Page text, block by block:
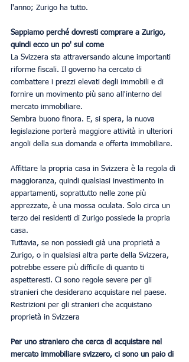
l'anno; Zurigo ha tutto.
Sappiamo perché dovresti comprare a Zurigo,
quindi ecco un po' sul come
La Svizzera sta attraversando alcune importanti
riforme fiscali. Il governo ha cercato di
combattere i prezzi elevati degli immobili e di
fornire un movimento più sano all'interno del
mercato immobiliare.
Sembra buono finora. E, si spera, la nuova
legislazione porterà maggiore attività in ulteriori
angoli della sua domanda e offerta immobiliare.
Affittare la propria casa in Svizzera è la regola di
maggioranza, quindi qualsiasi investimento in
appartamenti, soprattutto nelle zone più
apprezzate, è una mossa oculata. Solo circa un
terzo dei residenti di Zurigo possiede la propria
casa.
Tuttavia, se non possiedi già una proprietà a
Zurigo, o in qualsiasi altra parte della Svizzera,
potrebbe essere più difficile di quanto ti
aspetteresti. Ci sono regole severe per gli
stranieri che desiderano acquistare nel paese.
Restrizioni per gli stranieri che acquistano
proprietà in Svizzera
Per uno straniero che cerca di acquistare nel
mercato immobiliare svizzero, ci sono un paio di